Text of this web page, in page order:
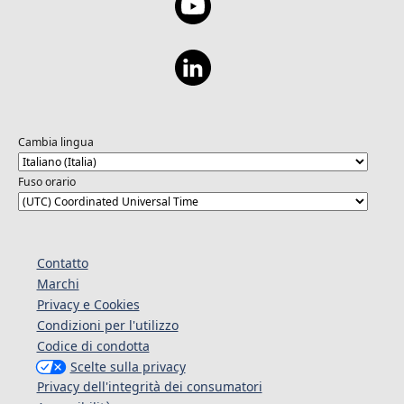
Cambia lingua
Fuso orario
Contatto
Marchi
Privacy e Cookies
Condizioni per l'utilizzo
Codice di condotta
Scelte sulla privacy
Privacy dell'integrità dei consumatori